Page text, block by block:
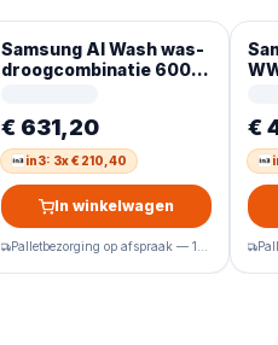
Samsung AI Wash was-
droogcombinatie 6000-
€ 631,20
in3: 3x € 210,40
In winkelwagen
€